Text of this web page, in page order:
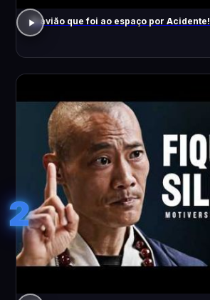
O avião que foi ao espaço por Acidente!
2